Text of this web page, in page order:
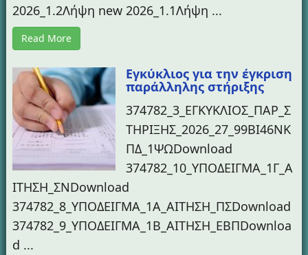
2026_1.2Λήψη new 2026_1.1Λήψη ...
Read More
Εγκύκλιος για την έγκριση
παράλληλης στήριξης
374782_3_ΕΓΚΥΚΛΙΟΣ_ΠΑΡ_Σ
ΤΗΡΙΞΗΣ_2026_27_99ΒΙ46ΝΚ
ΠΔ_1ΨΩDownload
374782_10_ΥΠΟΔΕΙΓΜΑ_1Γ_Α
ΙΤΗΣΗ_ΣΝDownload
374782_8_ΥΠΟΔΕΙΓΜΑ_1Α_ΑΙΤΗΣΗ_ΠΣDownload
374782_9_ΥΠΟΔΕΙΓΜΑ_1Β_ΑΙΤΗΣΗ_ΕΒΠDownloa
d ...